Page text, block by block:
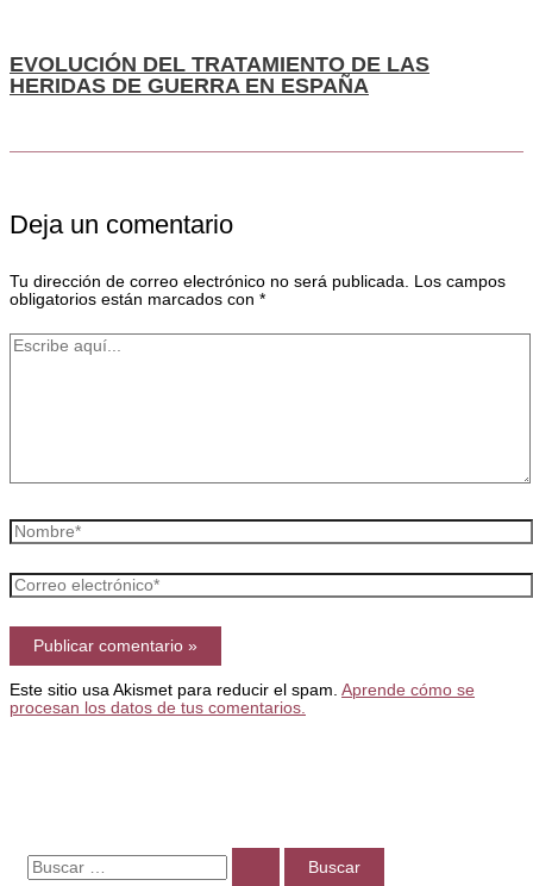
EVOLUCIÓN DEL TRATAMIENTO DE LAS
HERIDAS DE GUERRA EN ESPAÑA
Deja un comentario
Tu dirección de correo electrónico no será publicada. Los campos
obligatorios están marcados con *
Escribe
Nombre*
Correo
electrónico*
Este sitio usa Akismet para reducir el spam. Aprende cómo se
procesan los datos de tus comentarios.
B